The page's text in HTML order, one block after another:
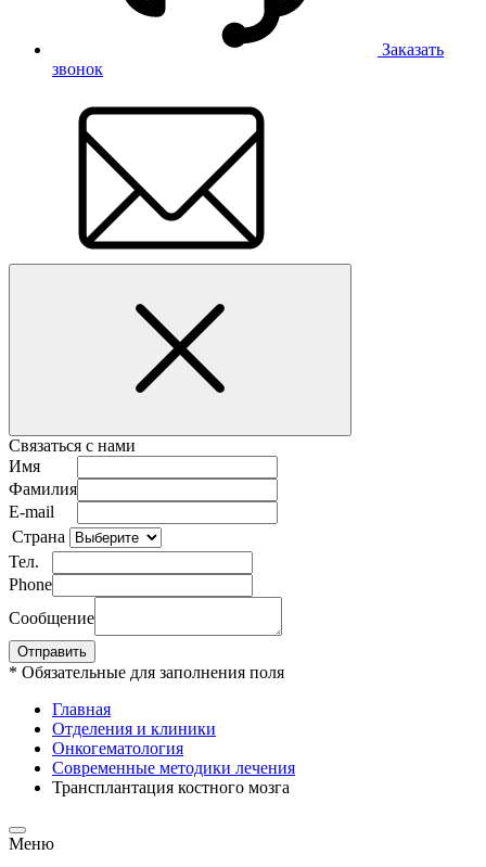
Заказать
звонок
Связаться с нами
Имя
Фамилия
E-mail
Страна
Тел.
Phone
Сообщение
* Обязательные для заполнения поля
Главная
Отделения и клиники
Онкогематология
Современные методики лечения
Трансплантация костного мозга
Меню